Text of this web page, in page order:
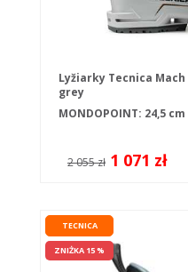
Lyžiarky Tecnica Mach
grey
MONDOPOINT: 24,5 cm
2 055 zł 1 071 zł
TECNICA
ZNIŻKA 15 %